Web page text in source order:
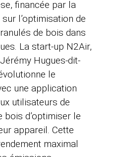
financée par la
l’optimisation de
de bois dans
La start-up N2Air,
Hugues-dit-
le
une application
utilisateurs de
bois d’optimiser le
appareil. Cette
maximal